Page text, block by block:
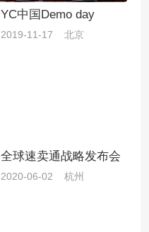
YC中国Demo day
2019-11-17 北京
全球速卖通战略发布会
2020-06-02 杭州